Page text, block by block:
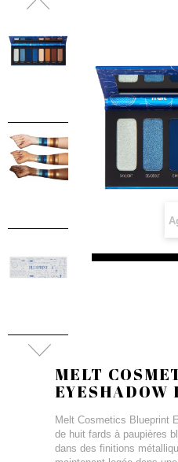
MELT
EYESHADOW
Melt Cosmetics Blueprint
de huit fards à paupières
dans des finitions